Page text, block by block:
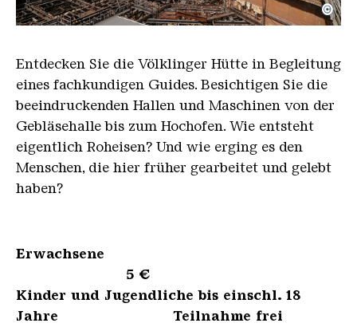
Der Erzschrägaufzug der Völklinger Hütte mit
Copyright: Weltkulturerbe Völklinger Hütte | Karl
©
Entdecken Sie die Völklinger Hütte in Begleitung
eines fachkundigen Guides. Besichtigen Sie die
beeindruckenden Hallen und Maschinen von der
Gebläsehalle bis zum Hochofen. Wie entsteht
eigentlich Roheisen? Und wie erging es den
Menschen, die hier früher gearbeitet und gelebt
haben?
Erwachsene
5 €
Kinder und Jugendliche bis einschl. 18
Jahre Teilnahme frei